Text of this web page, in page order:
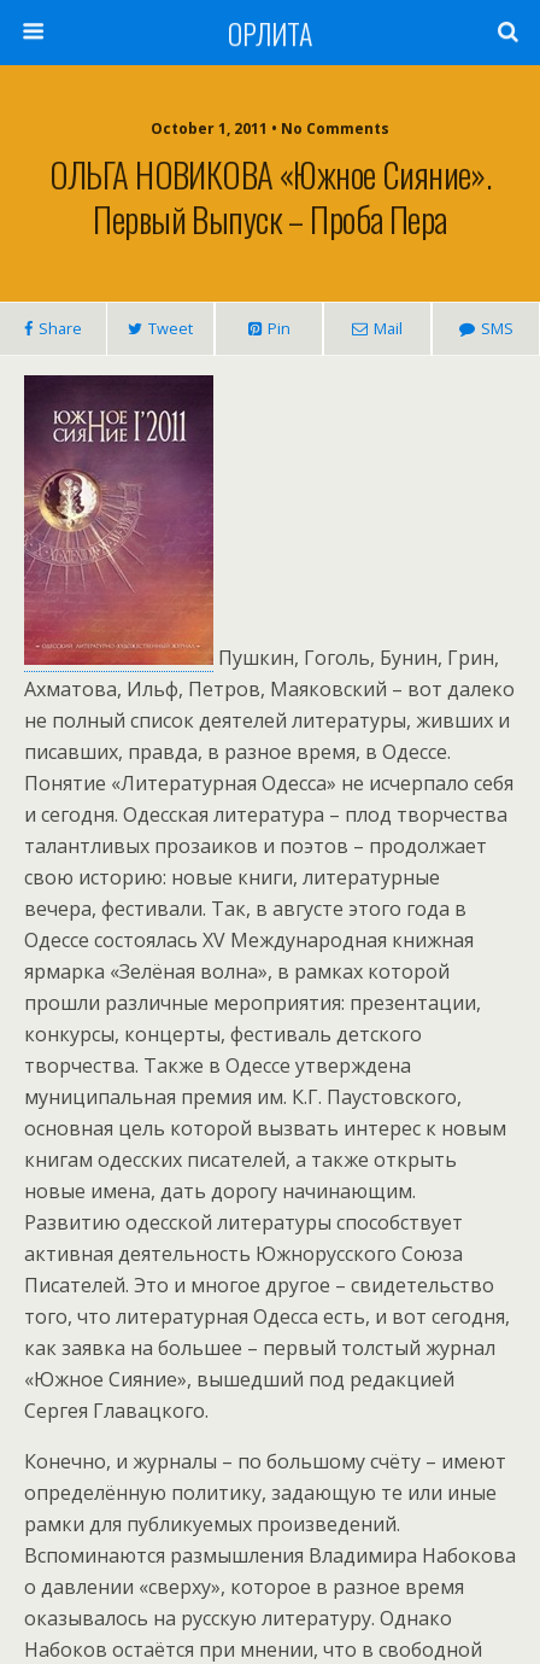
ОРЛИТА
October 1, 2011 • No Comments
ОЛЬГА НОВИКОВА «Южное Сияние».
Первый Выпуск – Проба Пера
Share Tweet Pin Mail SMS
Пушкин, Гоголь, Бунин, Грин,
Ахматова, Ильф, Петров, Маяковский – вот далеко
не полный список деятелей литературы, живших и
писавших, правда, в разное время, в Одессе.
Понятие «Литературная Одесса» не исчерпало себя
и сегодня. Одесская литература – плод творчества
талантливых прозаиков и поэтов – продолжает
свою историю: новые книги, литературные
вечера, фестивали. Так, в августе этого года в
Одессе состоялась XV Международная книжная
ярмарка «Зелёная волна», в рамках которой
прошли различные мероприятия: презентации,
конкурсы, концерты, фестиваль детского
творчества. Также в Одессе утверждена
муниципальная премия им. К.Г. Паустовского,
основная цель которой вызвать интерес к новым
книгам одесских писателей, а также открыть
новые имена, дать дорогу начинающим.
Развитию одесской литературы способствует
активная деятельность Южнорусского Союза
Писателей. Это и многое другое – свидетельство
того, что литературная Одесса есть, и вот сегодня,
как заявка на большее – первый толстый журнал
«Южное Сияние», вышедший под редакцией
Сергея Главацкого.
Конечно, и журналы – по большому счёту – имеют
определённую политику, задающую те или иные
рамки для публикуемых произведений.
Вспоминаются размышления Владимира Набокова
о давлении «сверху», которое в разное время
оказывалось на русскую литературу. Однако
Набоков остаётся при мнении, что в свободной